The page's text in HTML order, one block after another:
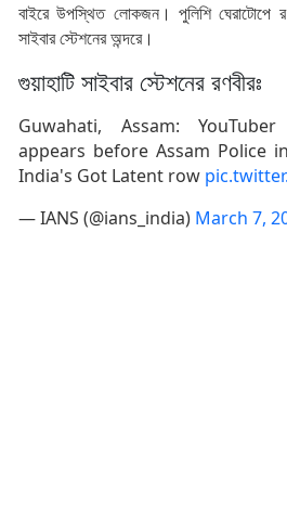
বাইরে উপস্থিত লোকজন। পুলিশি ঘেরাটোপে
সাইবার স্টেশনের অন্দরে।
গুয়াহাটি সাইবার স্টেশনের রণবীরঃ
Guwahati, Assam:
appears before Assam Police
India's Got Latent row
— IANS (@ians_india) March 7,